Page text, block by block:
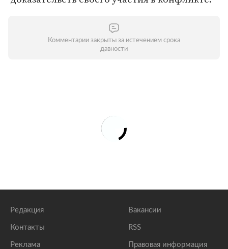
Комментарии закрыты за истечением срока
давности
Редакция
Контакты
Реклама
Вакансии
RSS
Правовая информация